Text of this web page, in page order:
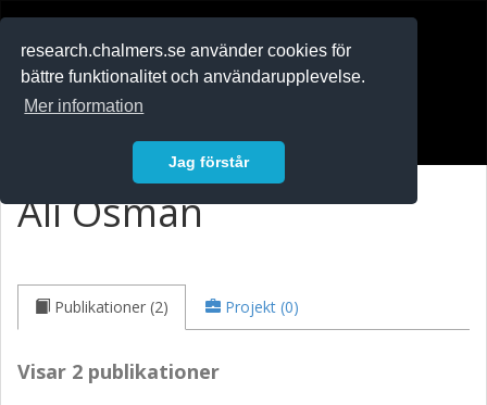
research.chalmers.se använder cookies för
bättre funktionalitet och användarupplevelse.
Mer information
Jag förstår
Ali Osman
Publikationer (2) Projekt (0)
Visar 2 publikationer